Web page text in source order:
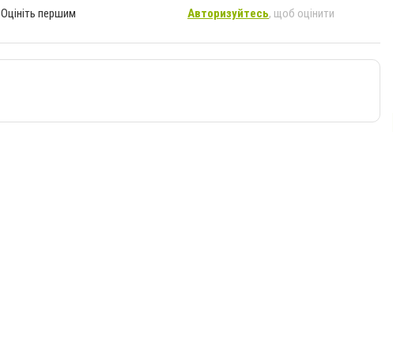
Оцініть першим Авторизуйтесь, щоб оцінити